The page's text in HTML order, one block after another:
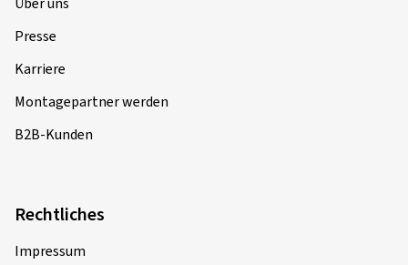
Presse
Karriere
Montagepartner werden
B2B-Kunden
Rechtliches
Impressum